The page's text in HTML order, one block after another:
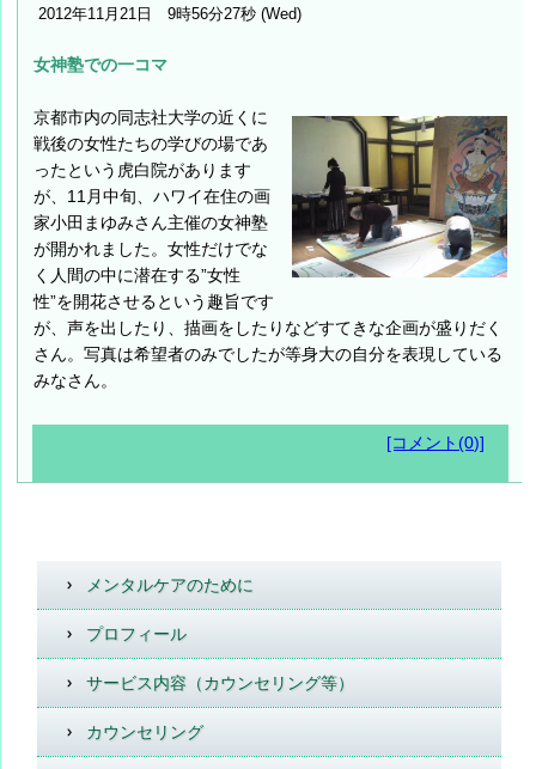
2012年11月21日 9時56分27秒 (Wed)
女神塾での一コマ
京都市内の同志社大学の近くに
戦後の女性たちの学びの場であ
ったという虎白院があります
が、11月中旬、ハワイ在住の画
家小田まゆみさん主催の女神塾
が開かれました。女性だけでな
く人間の中に潜在する”女性
性”を開花させるという趣旨です
が、声を出したり、描画をしたりなどすてきな企画が盛りだく
さん。写真は希望者のみでしたが等身大の自分を表現している
みなさん。
[コメント(0)]
メンタルケアのために
プロフィール
サービス内容（カウンセリング等）
カウンセリング